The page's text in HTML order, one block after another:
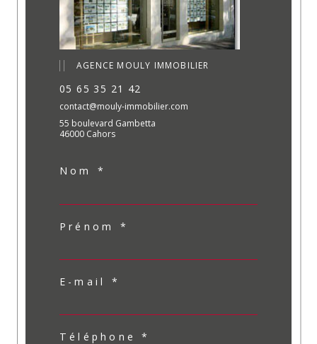
AGENCE MOULY IMMOBILIER
05 65 35 21 42
contact@mouly-immobilier.com
55 boulevard Gambetta
46000 Cahors
Nom *
Prénom *
E-mail *
Téléphone *